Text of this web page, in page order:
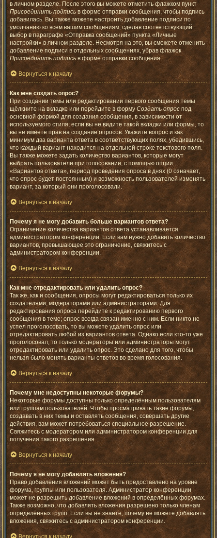
в личном разделе. После этого вы можете отметить флажком пункт
Присоединить подпись в форме отправки сообщения, чтобы подпись
добавилась. Вы также можете настроить добавление подписи по
умолчанию ко всем вашим сообщениям, сделав соответствующий
выбор в параграфе «Отправка сообщений» пункта «Личные
настройки» в личном разделе. Несмотря на это, вы сможете отменить
добавление подписи в отдельных сообщениях, убрав флажок
Присоединить подписьв форме отправки сообщения.
Вернуться к началу
Как мне создать опрос?
При создании темы или редактировании первого сообщения темы
щёлкните на вкладке или перейдите в форму Создать опрос под
основной формой для создания сообщения, в зависимости от
используемого стиля; если вы не видите такой вкладки или формы, то
вы не имеете прав на создание опросов. Укажите вопрос и как
минимум два варианта ответа в соответствующих полях, убедившись,
что каждый вариант находится на отдельной строке текстового поля.
Вы также можете задать количество вариантов, которые могут
выбрать пользователи при голосовании, с помощью опции
«Вариантов ответа», период проведения опроса в днях (0 означает,
что опрос будет постоянным) и возможность пользователей изменять
вариант, за который они проголосовали.
Вернуться к началу
Почему я не могу добавить больше вариантов ответа?
Ограничение количества вариантов ответа устанавливается
администратором конференции. Если вам нужно добавить количество
вариантов, превышающее это ограничение, свяжитесь с
администратором конференции.
Вернуться к началу
Как мне отредактировать или удалить опрос?
Так же, как и сообщения, опросы могут редактироваться только их
создателями, модераторами или администраторами. Для
редактирования опроса перейдите к редактированию первого
сообщения в теме; опрос всегда связан именно с ним. Если никто не
успел проголосовать, то вы можете удалить опрос или
отредактировать любой из вариантов ответа. Однако если кто-то уже
проголосовал, то только модераторы или администраторы могут
отредактировать или удалить опрос. Это сделано для того, чтобы
нельзя было менять варианты ответов во время голосования.
Вернуться к началу
Почему мне недоступны некоторые форумы?
Некоторые форумы доступны только определённым пользователям
или группам пользователей. Чтобы просматривать такие форумы,
создавать в них темы и оставлять сообщения, совершать другие
действия, вам может потребоваться специальное разрешение.
Свяжитесь с модератором или администратором конференции для
получения такого разрешения.
Вернуться к началу
Почему я не могу добавлять вложения?
Право добавления вложений может быть предоставлено на уровне
форума, группы или пользователя. Администратор конференции
может не разрешить добавление вложений в определённых форумах.
Также возможно, что добавлять вложения разрешено только членам
определённых групп. Если вы не знаете, почему не можете добавлять
вложения, свяжитесь с администратором конференции.
Вернуться к началу